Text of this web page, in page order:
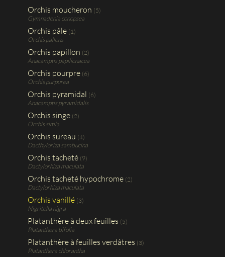
Orchis moucheron (5)
Gymnadenia conopsea
Orchis pâle (1)
Orchis pallens
Orchis papillon (2)
Anacamptis papilionacea
Orchis pourpre (6)
Orchis purpurea
Orchis pyramidal (6)
Anacamptis pyramidalis
Orchis singe (2)
Orchis simia
Orchis sureau (4)
Dacthyloriza sambucina
Orchis tacheté (9)
Dactylorhiza maculata
Orchis tacheté hypochrome (2)
Dactylorhiza maculata
Orchis vanillé (3)
Nigritella nigra
Platanthère à deux feuilles (5)
Platanthera bifolia
Platanthère à feuilles verdâtres (3)
Platanthera chlorantha